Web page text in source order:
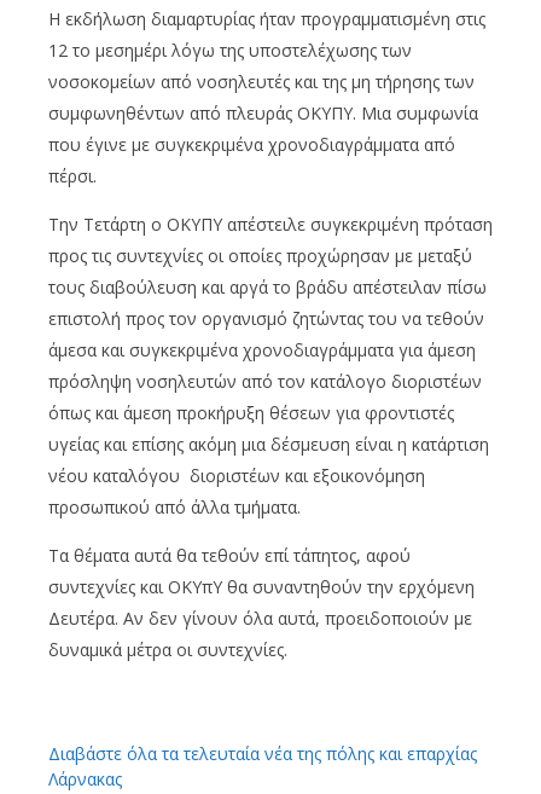
Η εκδήλωση διαμαρτυρίας ήταν προγραμματισμένη στις
12 το μεσημέρι λόγω της υποστελέχωσης των
νοσοκομείων από νοσηλευτές και της μη τήρησης των
συμφωνηθέντων από πλευράς ΟΚΥΠΥ. Μια συμφωνία
που έγινε με συγκεκριμένα χρονοδιαγράμματα από
πέρσι.
Την Τετάρτη ο ΟΚΥΠΥ απέστειλε συγκεκριμένη πρόταση
προς τις συντεχνίες οι οποίες προχώρησαν με μεταξύ
τους διαβούλευση και αργά το βράδυ απέστειλαν πίσω
επιστολή προς τον οργανισμό ζητώντας του να τεθούν
άμεσα και συγκεκριμένα χρονοδιαγράμματα για άμεση
πρόσληψη νοσηλευτών από τον κατάλογο διοριστέων
όπως και άμεση προκήρυξη θέσεων για φροντιστές
υγείας και επίσης ακόμη μια δέσμευση είναι η κατάρτιση
νέου καταλόγου διοριστέων και εξοικονόμηση
προσωπικού από άλλα τμήματα.
Τα θέματα αυτά θα τεθούν επί τάπητος, αφού
συντεχνίες και ΟΚΥπΥ θα συναντηθούν την ερχόμενη
Δευτέρα. Αν δεν γίνουν όλα αυτά, προειδοποιούν με
δυναμικά μέτρα οι συντεχνίες.
Διαβάστε όλα τα τελευταία νέα της πόλης και επαρχίας
Λάρνακας